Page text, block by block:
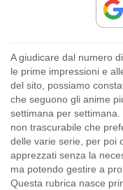
A giudicare dal numero
le prime impressioni e
del sito, possiamo
che seguono gli anime
settimana per
non trascurabile che
delle varie serie, per poi
apprezzati senza la
ma potendo gestire a
Questa rubrica nasce